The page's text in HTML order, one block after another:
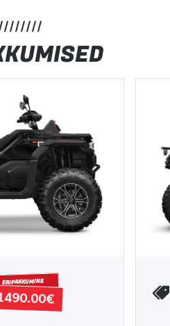
ERIPAKKUMINE